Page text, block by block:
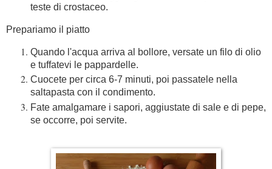
teste di crostaceo.
Prepariamo il piatto
Quando l'acqua arriva al bollore, versate un filo di olio
e tuffatevi le pappardelle.
Cuocete per circa 6-7 minuti, poi passatele nella
saltapasta con il condimento.
Fate amalgamare i sapori, aggiustate di sale e di pepe,
se occorre, poi servite.